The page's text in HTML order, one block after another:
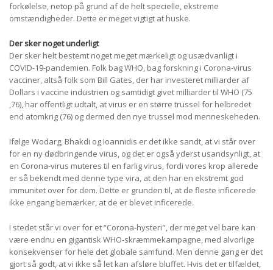
forkølelse, netop på grund af de helt specielle, ekstreme
omstændigheder. Dette er meget vigtigt at huske.
Der sker noget underligt
Der sker helt bestemt noget meget mærkeligt og usædvanligt i
COVID-19-pandemien. Folk bag WHO, bag forskning i Corona-virus
vacciner, altså folk som Bill Gates, der har investeret milliarder af
Dollars i vaccine industrien og samtidigt givet milliarder til WHO (75
,76), har offentligt udtalt, at virus er en større trussel for helbredet
end atomkrig (76) og dermed den nye trussel mod menneskeheden.
Ifølge Wodarg, Bhakdi og Ioannidis er det ikke sandt, at vi står over
for en ny dødbringende virus, og det er også yderst usandsynligt, at
en Corona-virus muteres til en farlig virus, fordi vores krop allerede
er så bekendt med denne type vira, at den har en ekstremt god
immunitet over for dem. Dette er grunden til, at de fleste inficerede
ikke engang bemærker, at de er blevet inficerede.
I stedet står vi over for et “Corona-hysteri", der meget vel bare kan
være endnu en gigantisk WHO-skræmmekampagne, med alvorlige
konsekvenser for hele det globale samfund. Men denne gang er det
gjort så godt, at vi ikke så let kan afsløre bluffet. Hvis det er tilfældet,